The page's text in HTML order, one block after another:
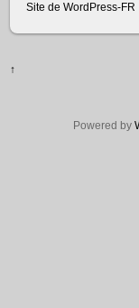
Site de WordPress-FR
↑
Powered by